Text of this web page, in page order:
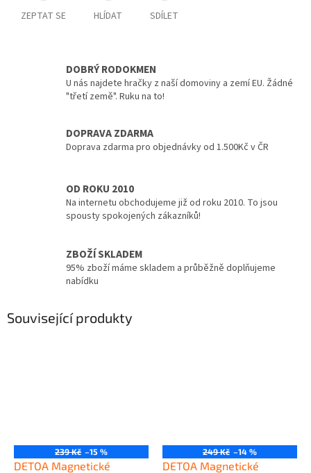
ZEPTAT SE HLÍDAT SDÍLET
DOBRÝ RODOKMEN
U nás najdete hračky z naší domoviny a zemí EU. Žádné
"třetí země". Ruku na to!
DOPRAVA ZDARMA
Doprava zdarma pro objednávky od 1.500Kč v ČR
OD ROKU 2010
Na internetu obchodujeme již od roku 2010. To jsou
spousty spokojených zákazníků!
ZBOŽÍ SKLADEM
95% zboží máme skladem a průběžně doplňujeme
nabídku
Související produkty
239 Kč –15 %
DETOA Magnetické
249 Kč –14 %
DETOA Magnetické